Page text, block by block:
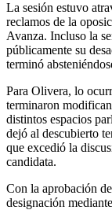
La sesión estuvo
reclamos de la
Avanza. Incluso la
públicamente su
terminó
Para Olivera, lo
terminaron
distintos espacios
dejó al descubierto
que excedió la
candidata.
Con la aprobación
designación